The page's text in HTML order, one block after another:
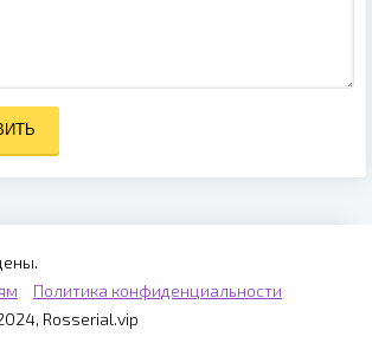
Политика конфиденциальности
Rosserial.vip